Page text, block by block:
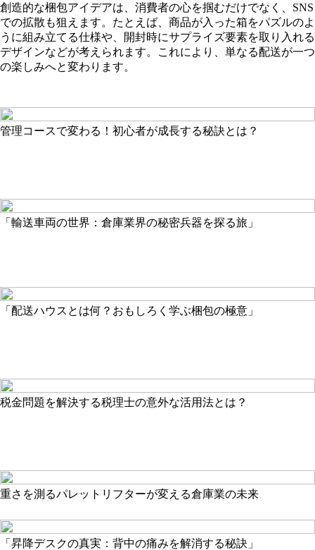
創造的な梱包アイデアは、消費者の心を掴むだけでなく、SNS
での拡散も狙えます。たとえば、商品が入った箱をパズルのよ
うに組み立てる仕様や、開封時にサプライズ要素を取り入れる
デザインなどが考えられます。これにより、単なる配送が一つ
の楽しみへと変わります。
管理コースで変わる！初心者が成長する秘訣とは？
「輸送車両の世界：倉庫業界の秘密兵器を探る旅」
「配送ハウスとは何？おもしろく学ぶ梱包の極意」
税金問題を解決する税理士の意外な活用法とは？
重さを測るパレットリフターが変える倉庫業の未来
「昇降デスクの真実：背中の痛みを解消する秘訣」